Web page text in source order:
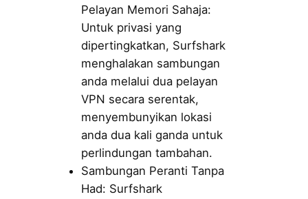
Pelayan Memori Sahaja:
Untuk privasi yang
dipertingkatkan, Surfshark
menghalakan sambungan
anda melalui dua pelayan
VPN secara serentak,
menyembunyikan lokasi
anda dua kali ganda untuk
perlindungan tambahan.
Sambungan Peranti Tanpa
Had: Surfshark